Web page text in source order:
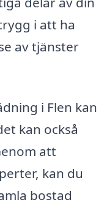
i att ha
av tjänster
i Flen kan
kan också
att
kan du
bostad